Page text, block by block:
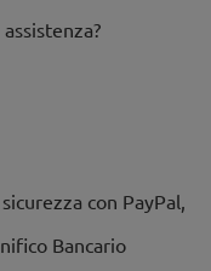
con PayPal,
Bancario